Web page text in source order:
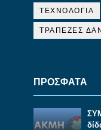
ΤΕΧΝΟΛΟΓΙΑ
ΤΡΑΠΕΖΕΣ
ΠΡΟΣΦΑΤΑ